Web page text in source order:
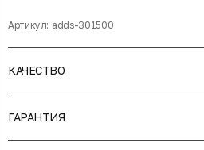
Артикул: adds-301500
КАЧЕСТВО
ГАРАНТИЯ